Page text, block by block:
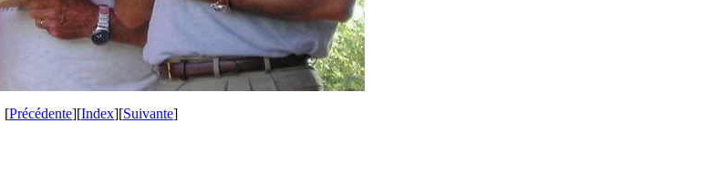
[Précédente][Index][Suivante]